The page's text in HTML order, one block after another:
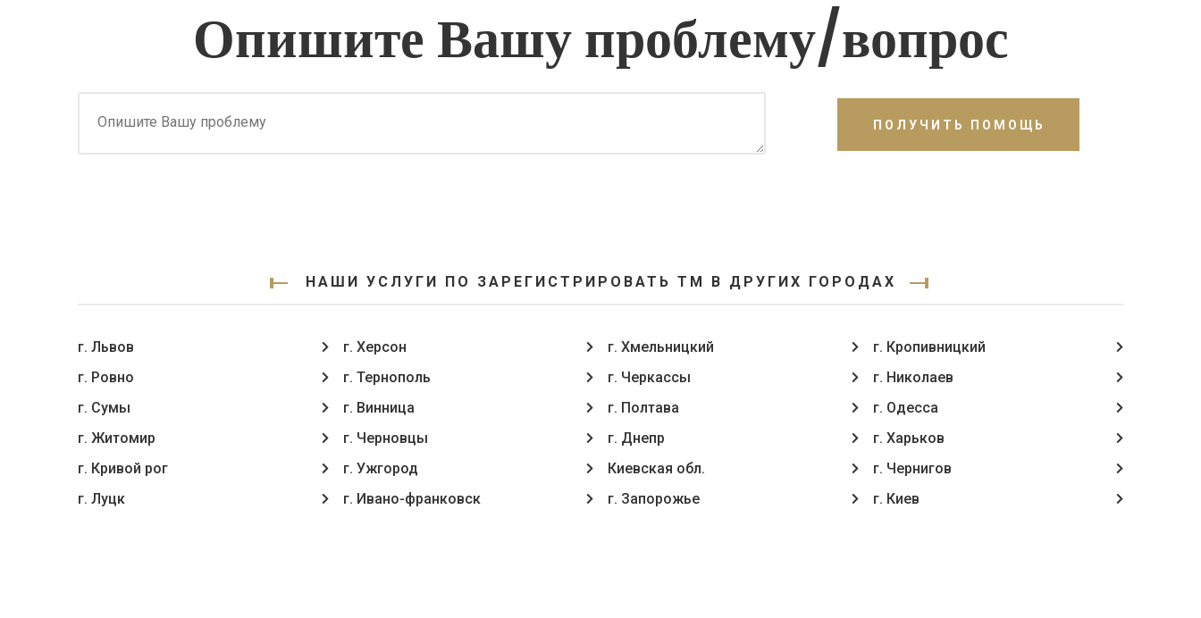
Опишите Вашу проблему/вопрос
ПОЛУЧИТЬ ПОМОЩЬ
НАШИ УСЛУГИ ПО ЗАРЕГИСТРИРОВАТЬ ТМ В ДРУГИХ ГОРОДАХ
г. Львов
г. Ровно
г. Сумы
г. Житомир
г. Кривой рог
г. Луцк
г. Херсон
г. Тернополь
г. Винница
г. Чернoвцы
г. Ужгород
г. Ивано-франковск
г. Хмельницкий
г. Черкассы
г. Полтава
г. Днепр
Киевская обл.
г. Запорожье
г. Кропивницкий
г. Николаев
г. Одесса
г. Харьков
г. Чернигов
г. Киев